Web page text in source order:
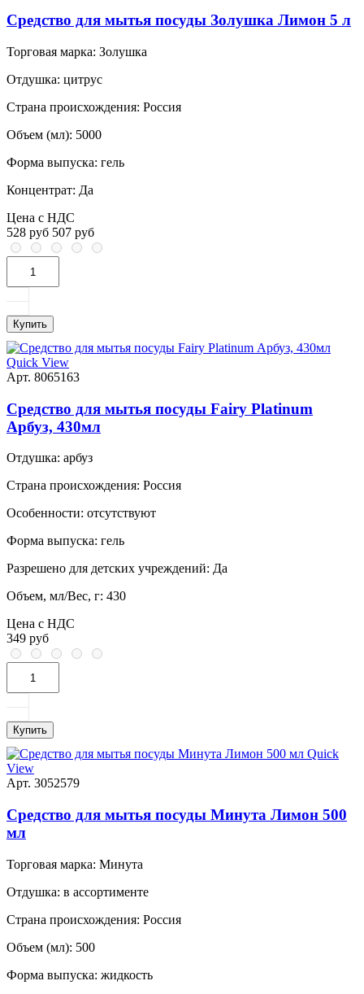
Средство для мытья посуды Золушка Лимон 5 л
Торговая марка: Золушка
Отдушка: цитрус
Страна происхождения: Россия
Объем (мл): 5000
Форма выпуска: гель
Концентрат: Да
Цена с НДС
528 руб 507 руб
Купить
Quick View
Арт. 8065163
Средство для мытья посуды Fairy Platinum
Арбуз, 430мл
Отдушка: арбуз
Страна происхождения: Россия
Особенности: отсутствуют
Форма выпуска: гель
Разрешено для детских учреждений: Да
Объем, мл/Вес, г: 430
Цена с НДС
349 руб
Купить
Quick
View
Арт. 3052579
Средство для мытья посуды Минута Лимон 500
мл
Торговая марка: Минута
Отдушка: в ассортименте
Страна происхождения: Россия
Объем (мл): 500
Форма выпуска: жидкость